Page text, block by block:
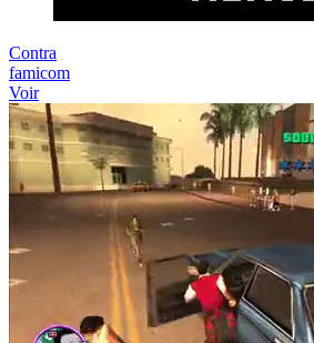
Contra
famicom
Voir